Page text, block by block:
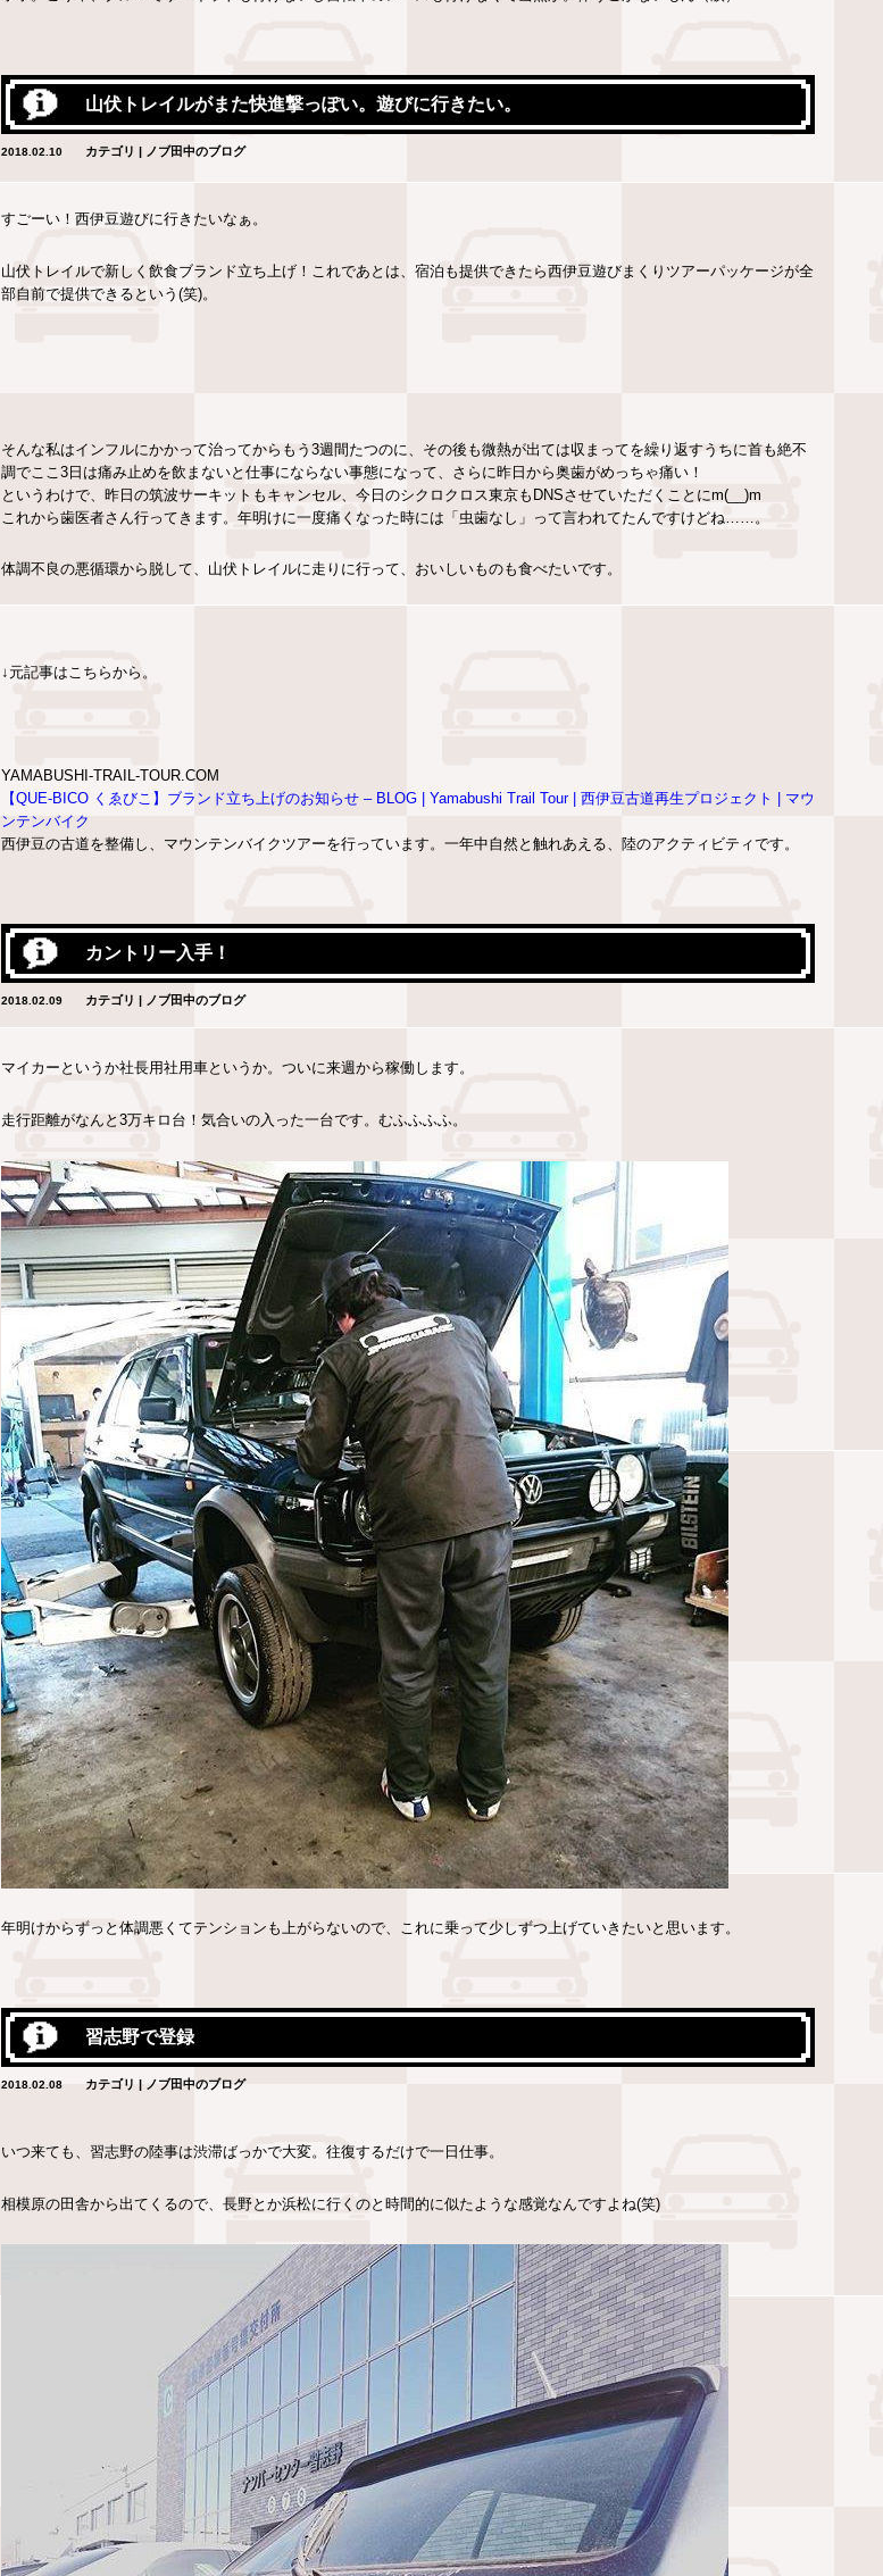
山伏トレイルがまた快進撃っぽい。遊びに行きたい。
2018.02.10 カテゴリ | ノブ田中のブログ
すごーい！西伊豆遊びに行きたいなぁ。
山伏トレイルで新しく飲食ブランド立ち上げ！これであとは、宿泊も提供できたら西伊豆遊びまくりツアーパッケージが全
部自前で提供できるという(笑)。
そんな私はインフルにかかって治ってからもう3週間たつのに、その後も微熱が出ては収まってを繰り返すうちに首も絶不
調でここ3日は痛み止めを飲まないと仕事にならない事態になって、さらに昨日から奥歯がめっちゃ痛い！
というわけで、昨日の筑波サーキットもキャンセル、今日のシクロクロス東京もDNSさせていただくことにm(__)m
これから歯医者さん行ってきます。年明けに一度痛くなった時には「虫歯なし」って言われてたんですけどね……。
体調不良の悪循環から脱して、山伏トレイルに走りに行って、おいしいものも食べたいです。
↓元記事はこちらから。
YAMABUSHI-TRAIL-TOUR.COM
【QUE-BICO くゑびこ】ブランド立ち上げのお知らせ – BLOG | Yamabushi Trail Tour | 西伊豆古道再生プロジェクト | マウ
ンテンバイク
西伊豆の古道を整備し、マウンテンバイクツアーを行っています。一年中自然と触れあえる、陸のアクティビティです。
カントリー入手！
2018.02.09 カテゴリ | ノブ田中のブログ
マイカーというか社長用社用車というか。ついに来週から稼働します。
走行距離がなんと3万キロ台！気合いの入った一台です。むふふふふ。
年明けからずっと体調悪くてテンションも上がらないので、これに乗って少しずつ上げていきたいと思います。
習志野で登録
2018.02.08 カテゴリ | ノブ田中のブログ
いつ来ても、習志野の陸事は渋滞ばっかで大変。往復するだけで一日仕事。
相模原の田舎から出てくるので、長野とか浜松に行くのと時間的に似たような感覚なんですよね(笑)